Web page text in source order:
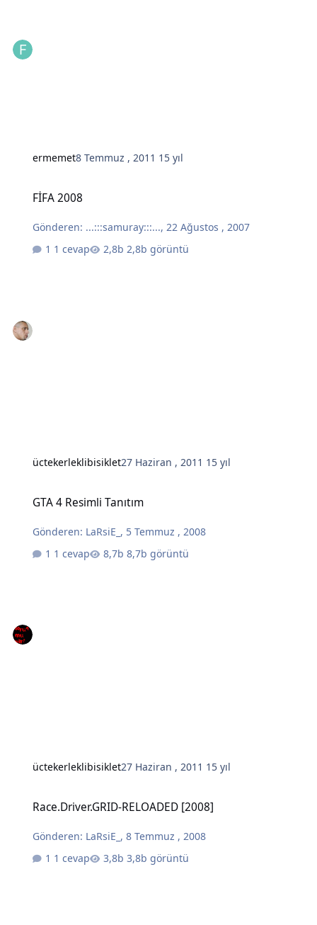
ermemet8 Temmuz , 2011 15 yıl
FİFA 2008
Gönderen: ...:::samuray:::..., 22 Ağustos , 2007
1 cevap
2,8b görüntü
üctekerleklibisiklet27 Haziran , 2011 15 yıl
GTA 4 Resimli Tanıtım
Gönderen: LaRsiE_ , 5 Temmuz , 2008
1 cevap
8,7b görüntü
üctekerleklibisiklet27 Haziran , 2011 15 yıl
Race.Driver.GRID-RELOADED [2008]
Gönderen: LaRsiE_ ,8 Temmuz , 2008
1 cevap
3,8b görüntü